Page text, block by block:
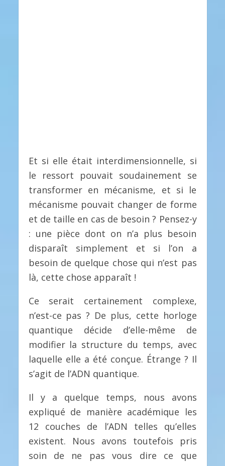
Et si elle était interdimensionnelle, si
le ressort pouvait soudainement se
transformer en mécanisme, et si le
mécanisme pouvait changer de forme
et de taille en cas de besoin ? Pensez-y
: une pièce dont on n’a plus besoin
disparaît simplement et si l’on a
besoin de quelque chose qui n’est pas
là, cette chose apparaît !
Ce serait certainement complexe,
n’est-ce pas ? De plus, cette horloge
quantique décide d’elle-même de
modifier la structure du temps, avec
laquelle elle a été conçue. Étrange ? Il
s’agit de l’ADN quantique.
Il y a quelque temps, nous avons
expliqué de manière académique les
12 couches de l’ADN telles qu’elles
existent. Nous avons toutefois pris
soin de ne pas vous dire ce que